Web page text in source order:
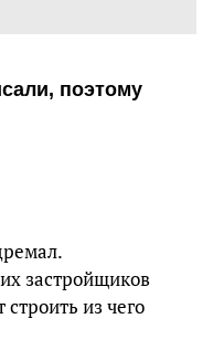
поэтому
застройщиков
из чего